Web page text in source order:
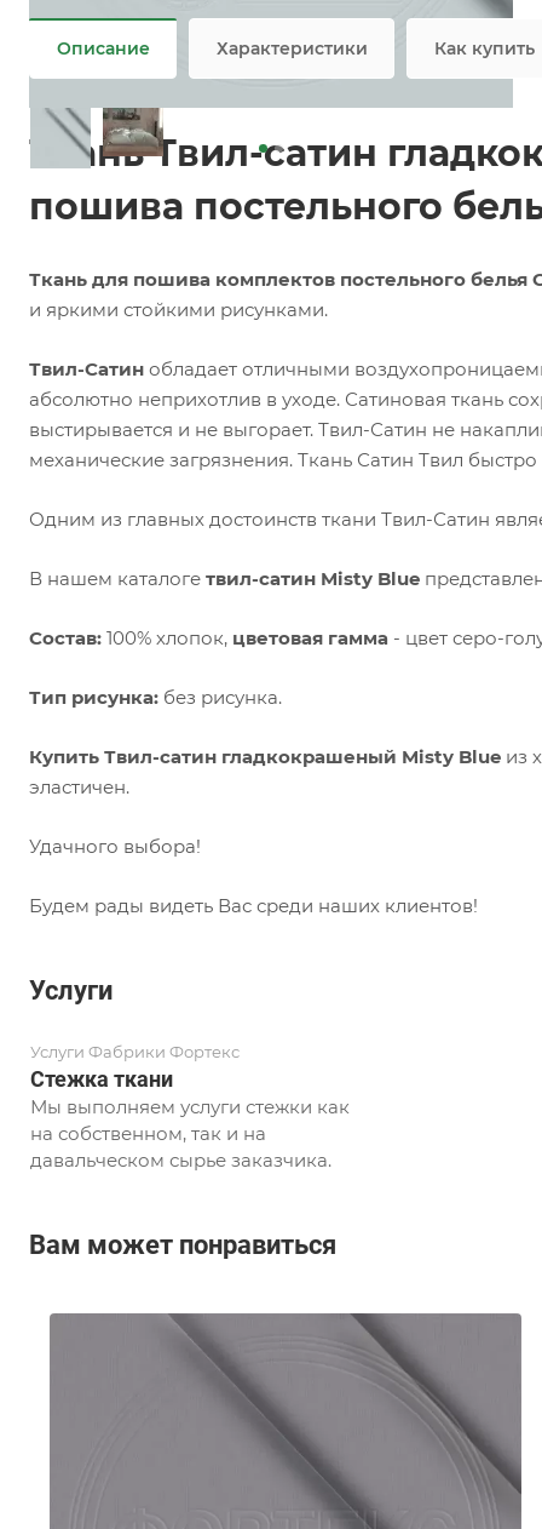
Описание Характеристики Как купить
Ткань Твил-сатин
пошива постельного
Ткань для пошива комплектов постельного белья
и яркими стойкими рисунками.
Твил-Сатин обладает отличными
абсолютно неприхотлив в уходе. Сатиновая ткань
выстирывается и не выгорает. Твил-Сатин не
механические загрязнения. Ткань Сатин Твил
Одним из главных достоинств ткани Твил-Сатин
В нашем каталоге твил-сатин Misty Blue
Состав: 100% хлопок, цветовая гамма - цвет серо-
Тип рисунка: без рисунка.
Купить Твил-сатин гладкокрашеный Misty Blue из
эластичен.
Удачного выбора!
Будем рады видеть Вас среди наших клиентов!
Услуги
Услуги Фабрики Фортекс
Стежка ткани
Мы выполняем услуги стежки как
на собственном, так и на
давальческом сырье заказчика.
Вам может понравиться